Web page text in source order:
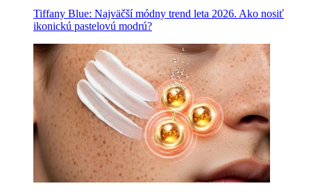
Tiffany Blue: Najväčší módny trend leta 2026. Ako nosiť
ikonickú pastelovú modrú?